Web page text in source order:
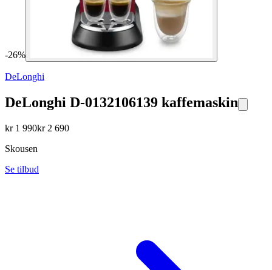
-26%
DeLonghi
DeLonghi D-0132106139 kaffemaskin
kr 1 990kr 2 690
Skousen
Se tilbud